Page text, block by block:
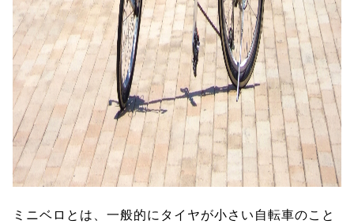
ミニベロとは、一般的にタイヤが小さい自転車のこと